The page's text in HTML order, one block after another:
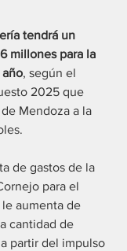
tendrá un
millones para la
, según el
2025 que
Mendoza a la
de gastos de la
para el
aumenta de
cantidad de
partir del impulso